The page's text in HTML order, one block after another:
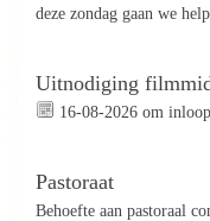
deze zondag gaan we
Uitnodiging
16-08-2026 om
Pastoraat
Behoefte aan pastoraal